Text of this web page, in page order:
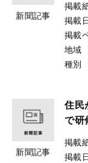
新聞記事
掲載
掲載
掲載
地域
種別
新聞記事
住民
で研
掲載
掲載